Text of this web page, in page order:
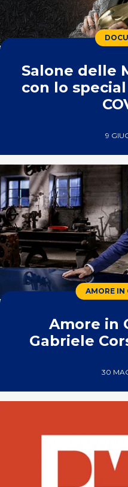
Salone delle
con lo
9
AMORE IN
Amore in
Gabriele
30